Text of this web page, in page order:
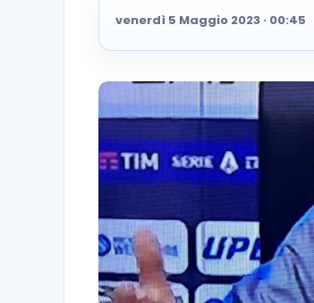
venerdì 5 Maggio 2023 · 00:45